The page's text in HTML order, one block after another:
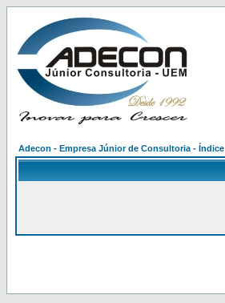
Adecon - Empresa Júnior de Consultoria - Índice